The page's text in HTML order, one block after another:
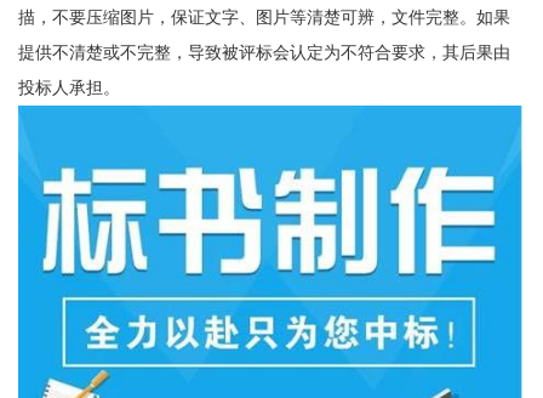
描，不要压缩图片，保证文字、图片等清楚可辨，文件完整。如果
提供不清楚或不完整，导致被评标会认定为不符合要求，其后果由
投标人承担。